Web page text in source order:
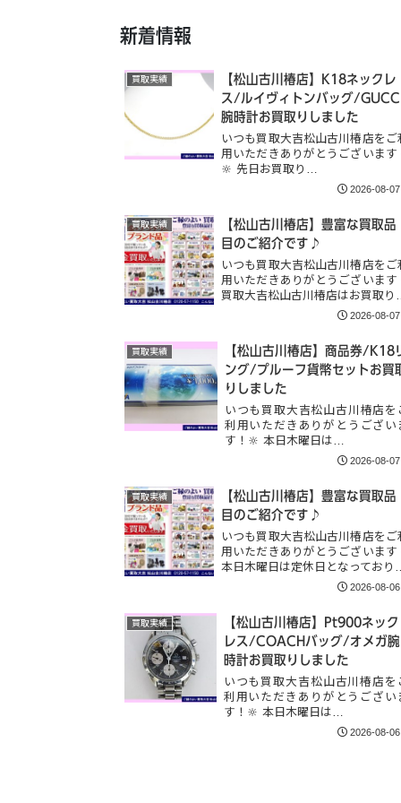
新着情報
買取実績
【松山古川椿店】K18ネックレ
ス/ルイヴィトンバッグ/GUCCI
腕時計お買取りしました
いつも買取大吉松山古川椿店をご
用いただきありがとうございます
🔆 先日お買取り…
2026-08-07
買取実績
【松山古川椿店】豊富な買取品
目のご紹介です♪
いつも買取大吉松山古川椿店をご
用いただきありがとうございます
買取大吉松山古川椿店はお買取
2026-08-07
買取実績
【松山古川椿店】商品券/K18
ング/プルーフ貨幣セットお買
りしました
いつも買取大吉松山古川椿店を
利用いただきありがとうござい
す！🔆 本日木曜日は…
2026-08-07
買取実績
【松山古川椿店】豊富な買取品
目のご紹介です♪
いつも買取大吉松山古川椿店をご
用いただきありがとうございます
本日木曜日は定休日となっており
2026-08-06
買取実績
【松山古川椿店】Pt900ネック
レス/COACHバッグ/オメガ腕
時計お買取りしました
いつも買取大吉松山古川椿店を
利用いただきありがとうござい
す！🔆 本日木曜日は…
2026-08-06